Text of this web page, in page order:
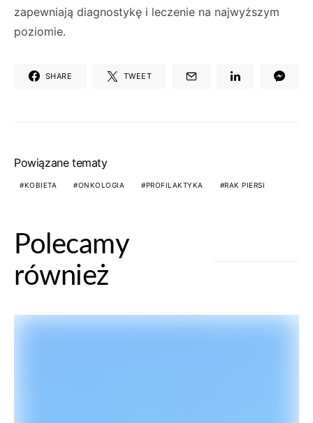
zapewniają diagnostykę i leczenie na najwyższym
poziomie.
SHARE TWEET
Powiązane tematy
KOBIETA ONKOLOGIA PROFILAKTYKA RAK PIERSI
Polecamy
również